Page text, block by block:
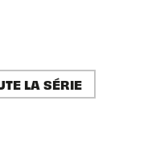
LA SÉRIE